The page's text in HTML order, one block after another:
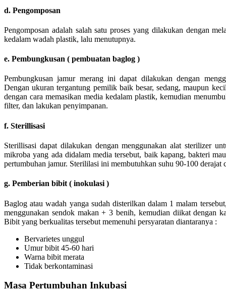
d. Pengomposan
Pengomposan adalah salah satu proses yang dilakukan dengan
kedalam wadah plastik, lalu menutupnya.
e. Pembungkusan ( pembuatan baglog )
Pembungkusan jamur merang ini dapat dilakukan dengan
Dengan ukuran tergantung pemilik baik besar, sedang, maupun
dengan cara memasikan media kedalam plastik, kemudian
filter, dan lakukan penyimpanan.
f. Sterillisasi
Sterillisasi dapat dilakukan dengan menggunakan alat sterilizer
mikroba yang ada didalam media tersebut, baik kapang, bakteri
pertumbuhan jamur. Sterililasi ini membutuhkan suhu 90-100 derajat
g. Pemberian bibit ( inokulasi )
Baglog atau wadah yanga sudah disterilkan dalam 1 malam
menggunakan sendok makan + 3 benih, kemudian diikat dengan
Bibit yang berkualitas tersebut memenuhi persyaratan diantaranya :
Bervarietes unggul
Umur bibit 45-60 hari
Warna bibit merata
Tidak berkontaminasi
Masa Pertumbuhan Inkubasi